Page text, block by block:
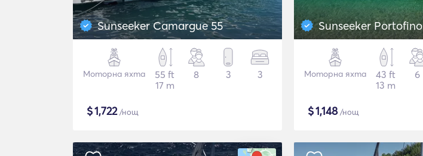
Sunseeker Camargue 55
Моторна яхта
55 ft
17 m
8 3 3
$1,722/нощ
Sunseeker
Моторна яхта
43 ft
13 m
6
$1,148/нощ